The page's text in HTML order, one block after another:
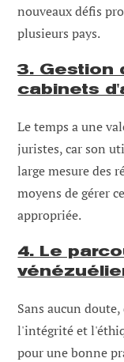
nouveaux défis
plusieurs pays.
3. Gestion
cabinets
Le temps a une
juristes, car son
large mesure des
moyens de gérer
appropriée.
4. Le
Sans aucun
l'intégrité et
pour une bonne